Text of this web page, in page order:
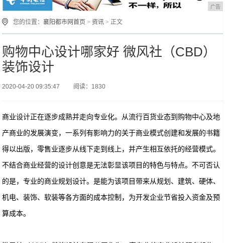
广告
您的位置：襄阳都市网首页 >资讯 > 正文
购物中心设计哪家好 微风社（CBD）
装饰设计
2020-04-20 09:35:47 阅读：1830
商业设计正在逐步成熟并走向专业化。从流行百货业态到购物中心及地
产商业的发展演变，一系列有影响力的关于商业模式创建和发展的书籍
得以出版，零售业逐步从线下走到线上，并产生相互依托的经营模式。
不结合商业经营的设计创意是无法彰显该项目的特色与特点。不可否认
的是，专业的商业规划设计。是能为该项目带来从规划、建筑、硬体、
机电、装饰、软装等各方面的成本控制，为开发企业节省投入资金及预
算成本。